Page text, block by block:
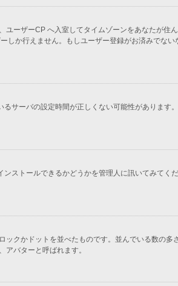
ーザーCP へ入室してタイムゾーンをあなたが住
か行えません。もしユーザー登録がお済みでな
サーバの設定時間が正しくない可能性があります
ストールできるかどうかを管理人に訊いてみてく
クかドットを並べたものです。並んでいる数の多
バターと呼ばれます。